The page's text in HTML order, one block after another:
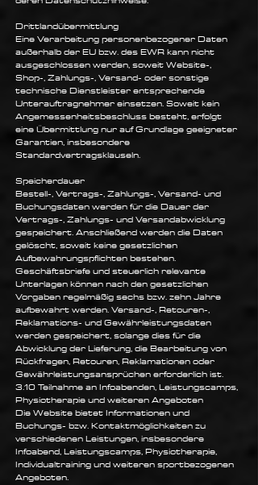
Drittlandübermittlung
Eine Verarbeitung personenbezogener Daten
außerhalb der EU bzw. des EWR kann nicht
ausgeschlossen werden, soweit Website-,
Shop-, Zahlungs-, Versand- oder sonstige
technische Dienstleister entsprechende
Unterauftragnehmer einsetzen. Soweit kein
Angemessenheitsbeschluss besteht, erfolgt
eine Übermittlung nur auf Grundlage geeigneter
Garantien, insbesondere
Standardvertragsklauseln.
Speicherdauer
Bestell-, Vertrags-, Zahlungs-, Versand- und
Buchungsdaten werden für die Dauer der
Vertrags-, Zahlungs- und Versandabwicklung
gespeichert. Anschließend werden die Daten
gelöscht, soweit keine gesetzlichen
Aufbewahrungspflichten bestehen.
Geschäftsbriefe und steuerlich relevante
Unterlagen können nach den gesetzlichen
Vorgaben regelmäßig sechs bzw. zehn Jahre
aufbewahrt werden. Versand-, Retouren-,
Reklamations- und Gewährleistungsdaten
werden gespeichert, solange dies für die
Abwicklung der Lieferung, die Bearbeitung von
Rückfragen, Retouren, Reklamationen oder
Gewährleistungsansprüchen erforderlich ist.
3.10 Teilnahme an Infoabenden, Leistungscamps,
Physiotherapie und weiteren Angeboten
Die Website bietet Informationen und
Buchungs- bzw. Kontaktmöglichkeiten zu
verschiedenen Leistungen, insbesondere
Infoabend, Leistungscamps, Physiotherapie,
Individualtraining und weiteren sportbezogenen
Angeboten.